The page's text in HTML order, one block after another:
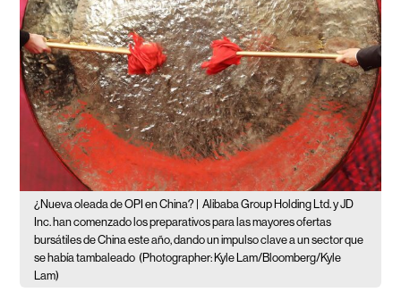
¿Nueva oleada de OPI en China? |
Alibaba Group Holding Ltd. y JD
Inc. han comenzado los preparativos para las mayores ofertas
bursátiles de China este año, dando un impulso clave a un sector que
se había tambaleado (Photographer: Kyle Lam/Bloomberg/Kyle
Lam)